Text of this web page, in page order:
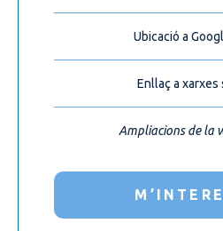
Ubicació a
Enllaç a xarxes
Ampliacions de la